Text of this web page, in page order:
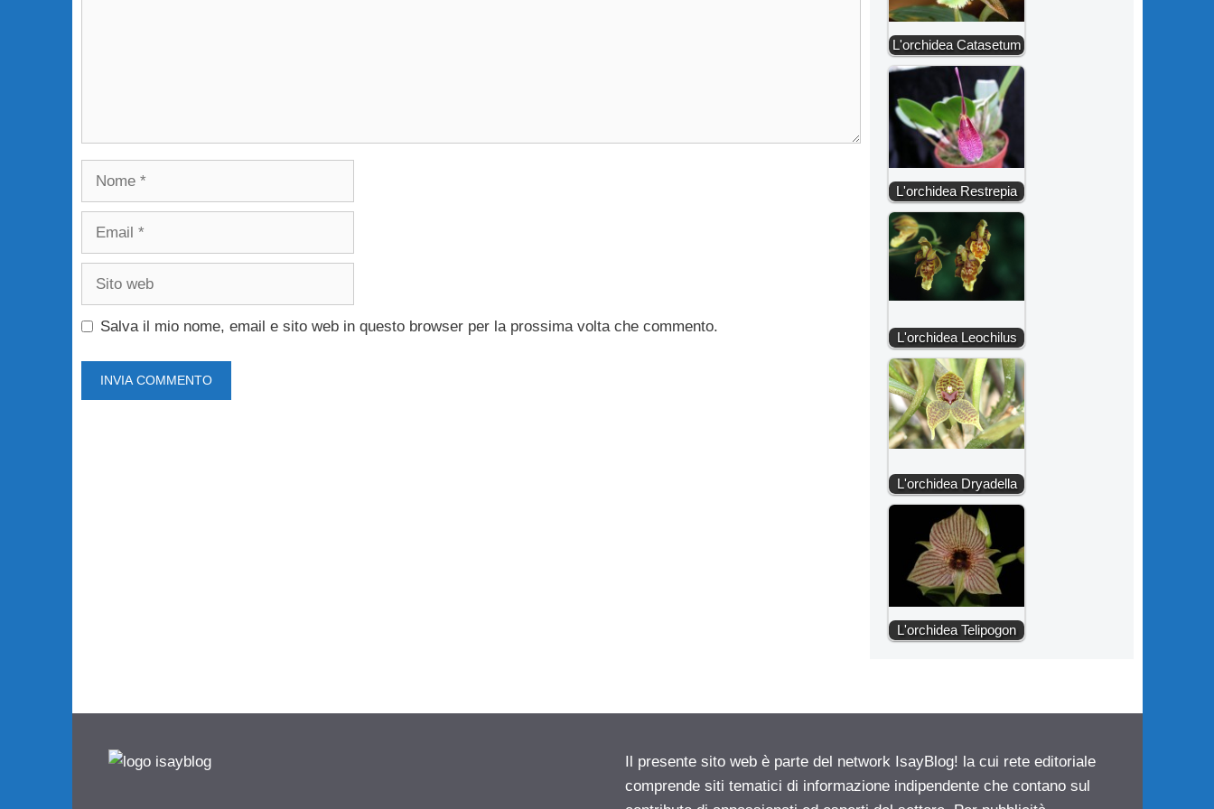
Nome
Email
Sito
Salva il mio nome, email e sito web in questo browser per la prossima volta che commento.
L'orchidea Catasetum
L'orchidea Restrepia
L'orchidea Leochilus
L'orchidea Dryadella
L'orchidea Telipogon
Il presente sito web è parte del network IsayBlog! la cui rete editoriale
comprende siti tematici di informazione indipendente che contano sul